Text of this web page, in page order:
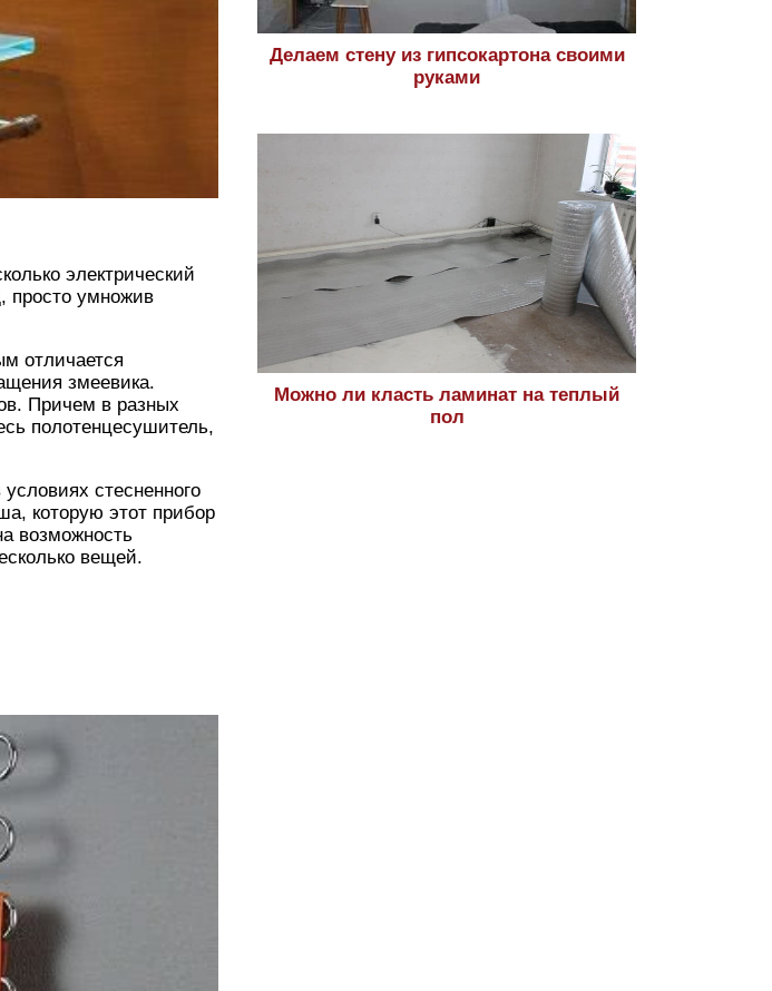
электрический
просто умножив
отличается
змеевика.
Причем в разных
полотенцесушитель,
стесненного
которую этот прибор
возможность
вещей.
Делаем стену из гипсокартона своими
руками
Можно ли класть ламинат на теплый
пол